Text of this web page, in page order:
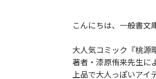
こんにちは、一般書文
大人気コミック『桃源
著者・漆原侑来先生に
上品で大人っぽいアイ